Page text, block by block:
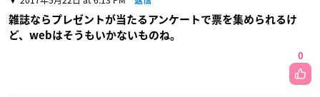
雑誌ならプレゼントが当たるアンケートで票を集められるけ
ど、webはそうもいかないものね。
0